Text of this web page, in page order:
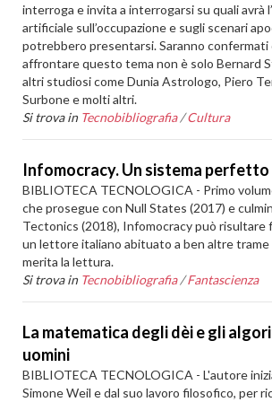
interroga e invita a interrogarsi su quali avrà
artificiale sull’occupazione e sugli scenari
potrebbero presentarsi. Saranno confermati
affrontare questo tema non è solo Bernard
altri studiosi come Dunia Astrologo, Piero
Surbone e molti altri.
Si trova in Tecnobibliografia /Cultura
Infomocracy. Un sistema perfetto
BIBLIOTECA TECNOLOGICA - Primo
che prosegue con Null States (2017) e
Tectonics (2018), Infomocracy può risultare
un lettore italiano abituato a ben altre trame
merita la lettura.
Si trova in Tecnobibliografia /Fantascienza
La matematica degli dèi e gli
uomini
BIBLIOTECA TECNOLOGICA - L'autore
Simone Weil e dal suo lavoro filosofico, per